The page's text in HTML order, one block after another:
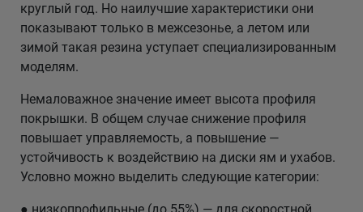
круглый год. Но наилучшие характеристики они
показывают только в межсезонье, а летом или
зимой такая резина уступает специализированным
моделям.
Немаловажное значение имеет высота профиля
покрышки. В общем случае снижение профиля
повышает управляемость, а повышение —
устойчивость к воздействию на диски ям и ухабов.
Условно можно выделить следующие категории: